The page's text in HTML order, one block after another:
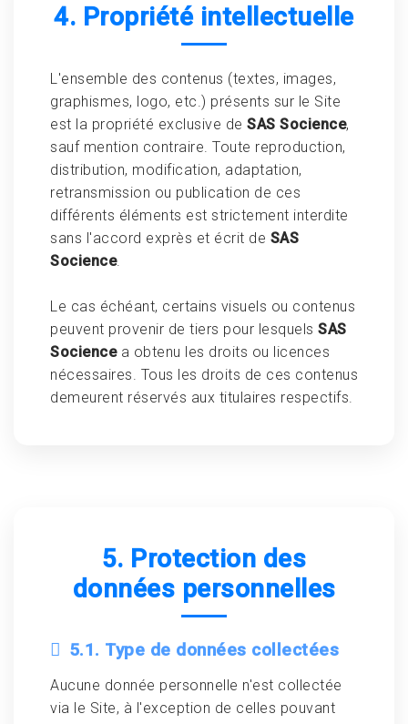
4. Propriété intellectuelle
L'ensemble des contenus (textes, images,
graphismes, logo, etc.) présents sur le Site
est la propriété exclusive de SAS Socience,
sauf mention contraire. Toute reproduction,
distribution, modification, adaptation,
retransmission ou publication de ces
différents éléments est strictement interdite
sans l'accord exprès et écrit de SAS
Socience.
Le cas échéant, certains visuels ou contenus
peuvent provenir de tiers pour lesquels SAS
Sociencea obtenu les droits ou licences
nécessaires. Tous les droits de ces contenus
demeurent réservés aux titulaires respectifs.
5. Protection des
données personnelles
5.1. Type de données collectées
Aucune donnée personnelle n'est collectée
via le Site, à l'exception de celles pouvant